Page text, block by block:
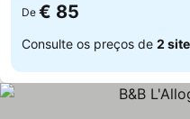
De € 85
Consulte os preços de 2